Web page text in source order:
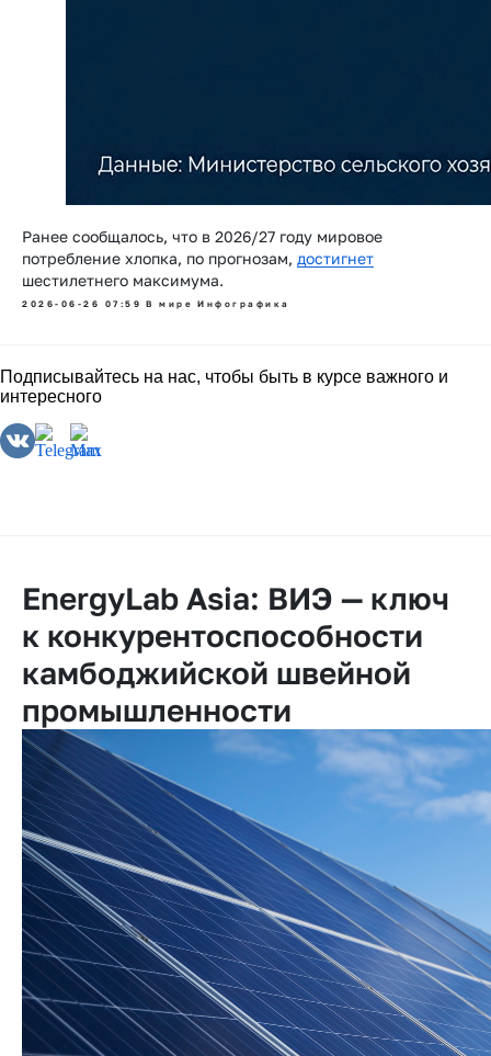
Ранее сообщалось, что в 2026/27 году мировое
потребление хлопка, по прогнозам, достигнет
шестилетнего максимума.
2026-06-26 07:59 В мире Инфографика
Подписывайтесь на нас, чтобы быть в курсе важного и
интересного
EnergyLab Asia: ВИЭ — ключ
к конкурентоспособности
камбоджийской швейной
промышленности